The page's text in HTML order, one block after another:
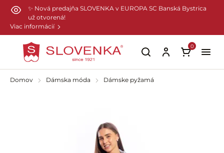
Preskočiť na hlavný obsah
✨ Nová predajňa SLOVENKA v EUROPA SC Banská Bystrica
už otvorená!
Viac informácií
0
Domov Dámska móda Dámske pyžamá